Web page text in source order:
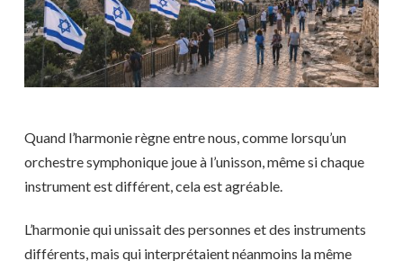
Quand l’harmonie règne entre nous, comme lorsqu’un
orchestre symphonique joue à l’unisson, même si chaque
instrument est différent, cela est agréable.
L’harmonie qui unissait des personnes et des instruments
différents, mais qui interprétaient néanmoins la même